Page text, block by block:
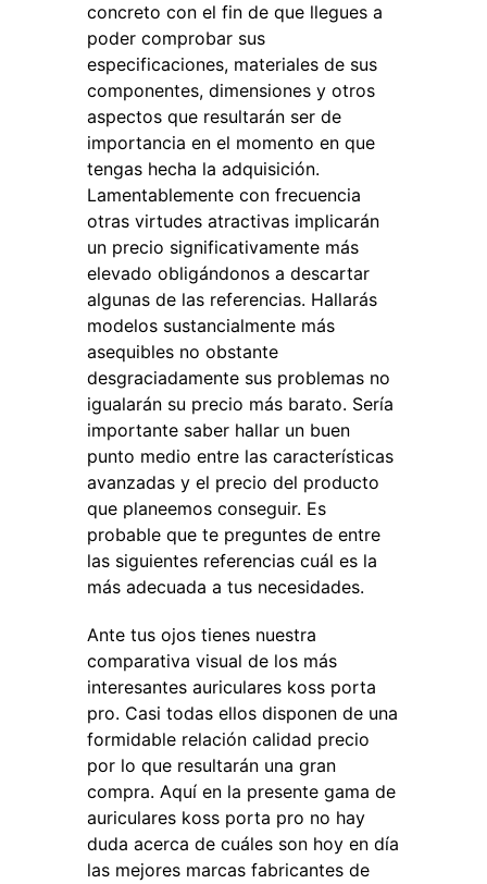
concreto con el fin de que llegues a
poder comprobar sus
especificaciones, materiales de sus
componentes, dimensiones y otros
aspectos que resultarán ser de
importancia en el momento en que
tengas hecha la adquisición.
Lamentablemente con frecuencia
otras virtudes atractivas implicarán
un precio significativamente más
elevado obligándonos a descartar
algunas de las referencias. Hallarás
modelos sustancialmente más
asequibles no obstante
desgraciadamente sus problemas no
igualarán su precio más barato. Sería
importante saber hallar un buen
punto medio entre las características
avanzadas y el precio del producto
que planeemos conseguir. Es
probable que te preguntes de entre
las siguientes referencias cuál es la
más adecuada a tus necesidades.
Ante tus ojos tienes nuestra
comparativa visual de los más
interesantes auriculares koss porta
pro. Casi todas ellos disponen de una
formidable relación calidad precio
por lo que resultarán una gran
compra. Aquí en la presente gama de
auriculares koss porta pro no hay
duda acerca de cuáles son hoy en día
las mejores marcas fabricantes de